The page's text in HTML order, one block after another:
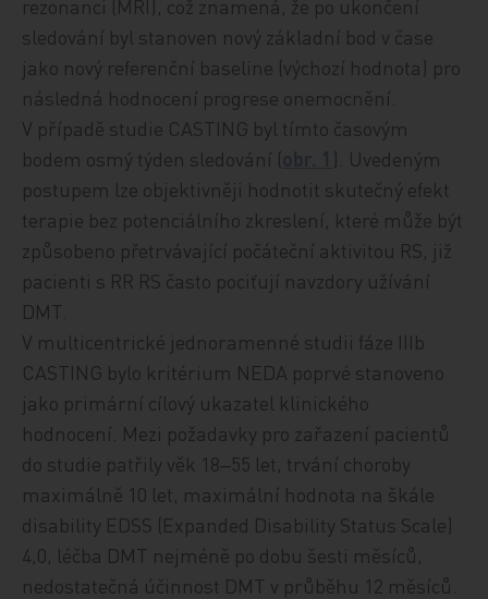
rezonanci (MRI), což znamená, že po ukončení
sledování byl stanoven nový základní bod v čase
jako nový referenční baseline (výchozí hodnota) pro
následná hodnocení progrese onemocnění.
V případě studie CASTING byl tímto časovým
bodem osmý týden sledování (
). Uvedeným
postupem lze objektivněji hodnotit skutečný efekt
terapie bez potenciálního zkreslení, které může být
způsobeno přetrvávající počáteční aktivitou RS, již
pacienti s RR RS často pociťují navzdory užívání
DMT.
V multicentrické jednoramenné studii fáze IIIb
CASTING bylo kritérium NEDA poprvé stanoveno
jako primární cílový ukazatel klinického
hodnocení. Mezi požadavky pro zařazení pacientů
do studie patřily věk 18‒55 let, trvání choroby
maximálně 10 let, maximální hodnota na škále
disability EDSS (Expanded Disability Status Scale)
4,0, léčba DMT nejméně po dobu šesti měsíců,
nedostatečná účinnost DMT v průběhu 12 měsíců.